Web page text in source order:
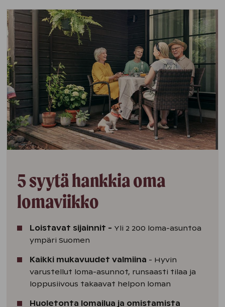
5 syytä hankkia oma
lomaviikko
Loistavat sijainnit - Yli 2 200 loma-asuntoa
ympäri Suomen
Kaikki mukavuudet valmiina - Hyvin
varustellut loma-asunnot, runsaasti tilaa ja
loppusiivous takaavat helpon loman
Huoletonta lomailua ja omistamista